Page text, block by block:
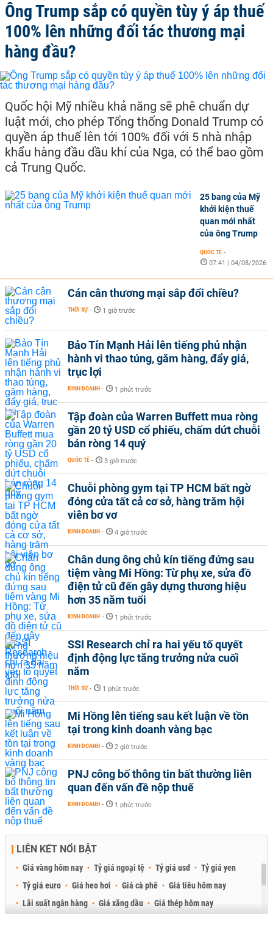
Ông Trump sắp có quyền tùy ý áp thuế
100% lên những đối tác thương mại
hàng đầu?
Quốc hội Mỹ nhiều khả năng sẽ phê chuẩn dự
luật mới, cho phép Tổng thống Donald Trump có
quyền áp thuế lên tới 100% đối với 5 nhà nhập
khẩu hàng đầu dầu khí của Nga, có thể bao gồm
cả Trung Quốc.
25 bang của Mỹ
khởi kiện thuế
quan mới nhất
của ông Trump
QUỐC TẾ -
07:41 | 04/08/2026
Cán cân thương mại sắp đổi chiều?
THỜI SỰ - 1 giờ trước
Bảo Tín Mạnh Hải lên tiếng phủ nhận
hành vi thao túng, găm hàng, đẩy giá,
trục lợi
KINH DOANH - 1 phút trước
Tập đoàn của Warren Buffett mua ròng
gần 20 tỷ USD cổ phiếu, chấm dứt chuỗi
bán ròng 14 quý
QUỐC TẾ - 3 giờ trước
Chuỗi phòng gym tại TP HCM bất ngờ
đóng cửa tất cả cơ sở, hàng trăm hội
viên bơ vơ
KINH DOANH - 4 giờ trước
Chân dung ông chủ kín tiếng đứng sau
tiệm vàng Mi Hồng: Từ phụ xe, sửa đồ
điện tử cũ đến gây dựng thương hiệu
hơn 35 năm tuổi
KINH DOANH - 1 phút trước
SSI Research chỉ ra hai yếu tố quyết
định động lực tăng trưởng nửa cuối
năm
THỜI SỰ - 1 phút trước
Mi Hồng lên tiếng sau kết luận về tồn
tại trong kinh doanh vàng bạc
KINH DOANH - 2 giờ trước
PNJ công bố thông tin bất thường liên
quan đến vấn đề nộp thuế
KINH DOANH - 1 phút trước
LIÊN KẾT NỔI BẬT
Giá vàng hôm nay Tỷ giá ngoại tệ Tỷ giá usd
Tỷ giá yen
Tỷ giá euro
Giá heo hơi Giá cà phê
Giá tiêu hôm nay
Lãi suất ngân hàng
Giá xăng dầu
Giá thép hôm nay